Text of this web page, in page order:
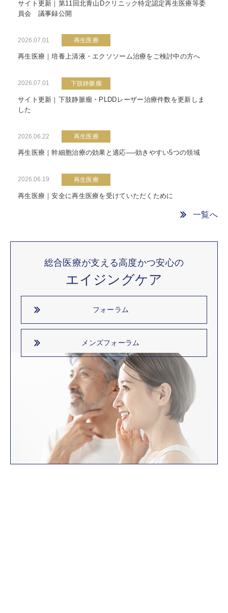
サイト更新｜第11回北青山Dクリニック特定認定再生医療等委
員会 議事録公開
2026.07.01 再生医療
再生医療｜培養上清液・エクソソーム治療をご検討中の方へ
2026.07.01 下肢静脈瘤
サイト更新｜下肢静脈瘤・PLDDレーザー治療件数を更新しま
した
2026.06.22 再生医療
再生医療｜幹細胞治療の効果と適応──効きやすい5つの領域
2026.06.19 再生医療
再生医療｜安全に再生医療を受けていただくために
一覧へ
総合医療が支える高度かつ安心の
エイジングケア
フォーラム
メンズフォーラム